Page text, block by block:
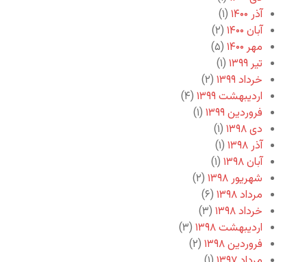
آذر ۱۴۰۰
(۱)
آبان ۱۴۰۰
(۲)
مهر ۱۴۰۰
(۵)
تیر ۱۳۹۹
(۱)
خرداد ۱۳۹۹
(۲)
اردیبهشت ۱۳۹۹
(۴)
فروردین ۱۳۹۹
(۱)
دی ۱۳۹۸
(۱)
آذر ۱۳۹۸
(۱)
آبان ۱۳۹۸
(۱)
شهریور ۱۳۹۸
(۲)
مرداد ۱۳۹۸
(۶)
خرداد ۱۳۹۸
(۳)
اردیبهشت ۱۳۹۸
(۳)
فروردین ۱۳۹۸
(۲)